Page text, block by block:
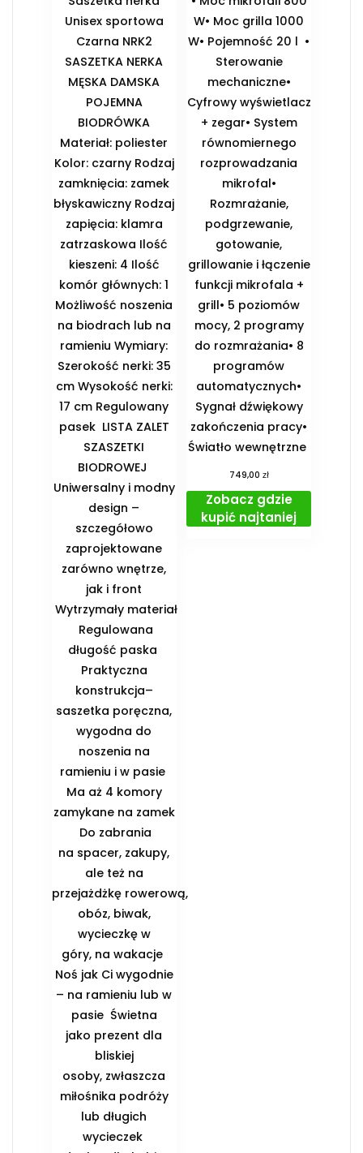
Unisex sportowa
Czarna NRK2
SASZETKA NERKA
MĘSKA DAMSKA
POJEMNA
BIODRÓWKA
Materiał: poliester
Kolor: czarny Rodzaj
zamknięcia: zamek
błyskawiczny Rodzaj
zapięcia: klamra
zatrzaskowa Ilość
kieszeni: 4 Ilość
komór głównych: 1
Możliwość noszenia
na biodrach lub na
ramieniu Wymiary:
Szerokość nerki: 35
cm Wysokość nerki:
17 cm Regulowany
pasek ️ LISTA ZALET
SZASZETKI
BIODROWEJ ️
Uniwersalny i modny
design –
szczegółowo
zaprojektowane
zarówno wnętrze,
jak i front
️ Wytrzymały materiał
️ Regulowana
długość paska ️
Praktyczna
konstrukcja–
saszetka poręczna,
wygodna do
noszenia na
ramieniu i w pasie ️
Ma aż 4 komory
zamykane na zamek
️ Do zabrania
na spacer, zakupy,
ale też na
przejażdżkę rowerową,
obóz, biwak,
wycieczkę w
góry, na wakacje ️
Noś jak Ci wygodnie
– na ramieniu lub w
pasie ️ Świetna
jako prezent dla
bliskiej
osoby, zwłaszcza
miłośnika podróży
lub długich
wycieczek ️
W• Moc grilla 1000
W• Pojemność 20 l •
Sterowanie
mechaniczne•
Cyfrowy wyświetlacz
+ zegar• System
równomiernego
rozprowadzania
mikrofal•
Rozmrażanie,
podgrzewanie,
gotowanie,
grillowanie i łączenie
funkcji mikrofala +
grill• 5 poziomów
mocy, 2 programy
do rozmrażania• 8
programów
automatycznych•
Sygnał dźwiękowy
zakończenia pracy•
Światło wewnętrzne
749,00 zł
Zobacz gdzie
kupić najtaniej